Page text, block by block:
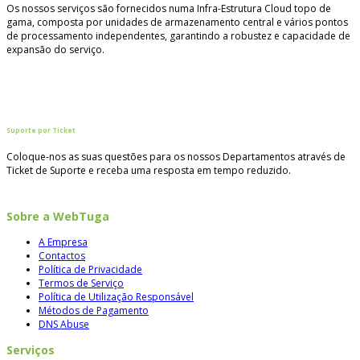
Os nossos serviços são fornecidos numa Infra-Estrutura Cloud topo de
gama, composta por unidades de armazenamento central e vários pontos
de processamento independentes, garantindo a robustez e capacidade de
expansão do serviço.
Suporte por Ticket
Coloque-nos as suas questões para os nossos Departamentos através de
Ticket de Suporte e receba uma resposta em tempo reduzido.
Sobre a WebTuga
A Empresa
Contactos
Política de Privacidade
Termos de Serviço
Política de Utilização Responsável
Métodos de Pagamento
DNS Abuse
Serviços